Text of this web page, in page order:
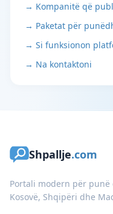
→ Kompanitë që
→ Paketat për
→ Si funksionon
→ Na kontaktoni
Shpallje.com
Portali modern për
Kosovë, Shqipëri dhe